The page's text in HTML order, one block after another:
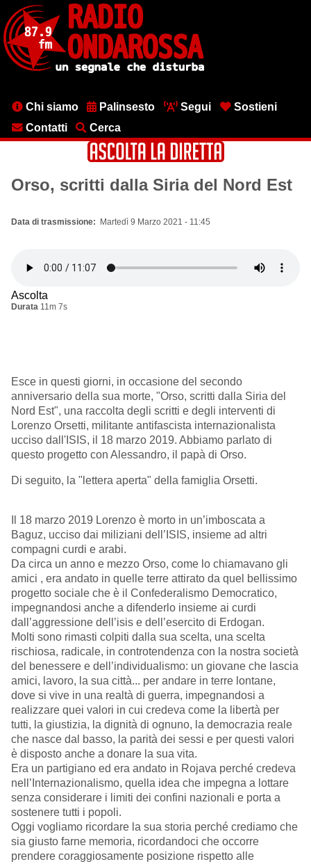
contenuto
principale
MenuChi siamo Palinsesto Segui
Sostieni
Contatti
Cerca
Orso, scritti dalla Siria del Nord Est
Data di trasmissione Martedì 9 Marzo 2021 - 11:45
Ascolta
Durata 11m 7s
Esce in questi giorni, in occasione del secondo
anniversario della sua morte, "Orso, scritti dalla Siria del
Nord Est", una raccolta degli scritti e degli interventi di
Lorenzo Orsetti, militante antifascista internazionalista
ucciso dall'ISIS, il 18 marzo 2019. Abbiamo parlato di
questo progetto con Alessandro, il papà di Orso.
Di seguito, la "lettera aperta" della famiglia Orsetti.
Il 18 marzo 2019 Lorenzo è morto in un’imboscata a
Baguz, ucciso dai miliziani dell’ISIS, insieme ad altri
compagni curdi e arabi.
Da circa un anno e mezzo Orso, come lo chiamavano gli
amici , era andato in quelle terre attirato da quel bellissimo
progetto sociale che è il Confederalismo Democratico,
impegnandosi anche a difenderlo insieme ai curdi
dall’aggressione dell’isis e dell’esercito di Erdogan.
Molti sono rimasti colpiti dalla sua scelta, una scelta
rischiosa, radicale, in controtendenza con la nostra società
del benessere e dell’individualismo: un giovane che lascia
amici, lavoro, la sua città... per andare in terre lontane,
dove si vive in una realtà di guerra, impegnandosi a
realizzare quei valori in cui credeva come la libertà per
tutti, la giustizia, la dignità di ognuno, la democrazia reale
che nasce dal basso, la parità dei sessi e per questi valori
è disposto anche a donare la sua vita.
Era un partigiano ed era andato in Rojava perché credeva
nell’Internazionalismo, quella idea che impegna a lottare
senza considerare i limiti dei confini nazionali e porta a
sostenere tutti i popoli.
Oggi vogliamo ricordare la sua storia perché crediamo che
sia giusto farne memoria, ricordandoci che occorre
prendere coraggiosamente posizione rispetto alle